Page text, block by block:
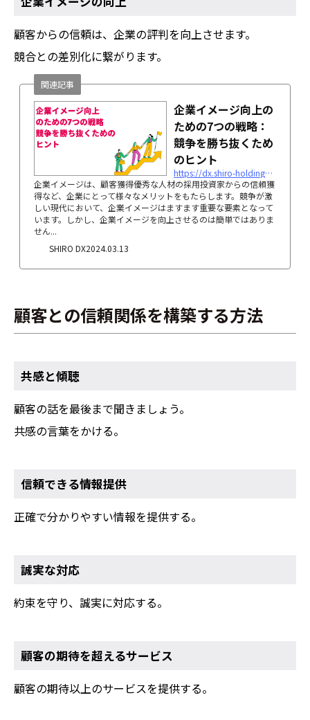
顧客からの信頼は、企業の評判を向上させます。
競合との差別化に繋がります。
企業イメージ向上の
ための7つの戦略：
競争を勝ち抜くため
のヒント
https://dx.shiro-holdings.co.jp/p2188
企業イメージは、顧客獲得優秀な人材の採用投資家からの信頼獲
得など、企業にとって様々なメリットをもたらします。競争が激
しい現代において、企業イメージはますます重要な要素となって
います。しかし、企業イメージを向上させるのは簡単ではありま
せん...
SHIRO DX
関連記事
2024.03.13
顧客との信頼関係を構築する方法
共感と傾聴
顧客の話を最後まで聞きましょう。
共感の言葉をかける。
信頼できる情報提供
正確で分かりやすい情報を提供する。
誠実な対応
約束を守り、誠実に対応する。
顧客の期待を超えるサービス
顧客の期待以上のサービスを提供する。